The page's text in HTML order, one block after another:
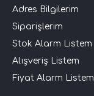
Adres Bilgilerim
Siparişlerim
Stok Alarm Listem
Alışveriş Listem
Fiyat Alarm Listem